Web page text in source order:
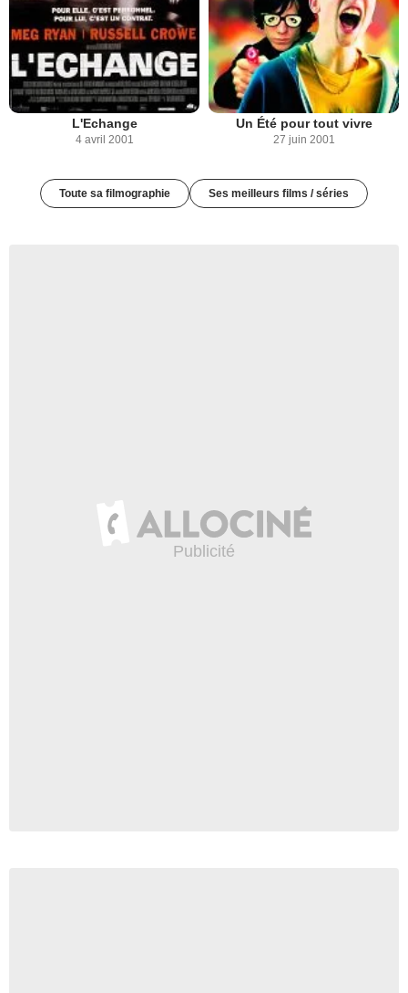
L'Echange
4 avril 2001
Un Été pour tout vivre
27 juin 2001
Toute sa filmographie Ses meilleurs films / séries